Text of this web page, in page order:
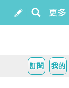
我的
訂閱